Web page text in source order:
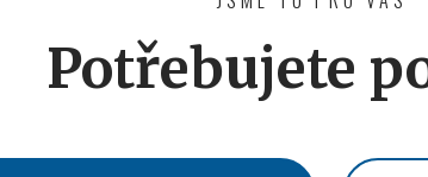
Potřebujete